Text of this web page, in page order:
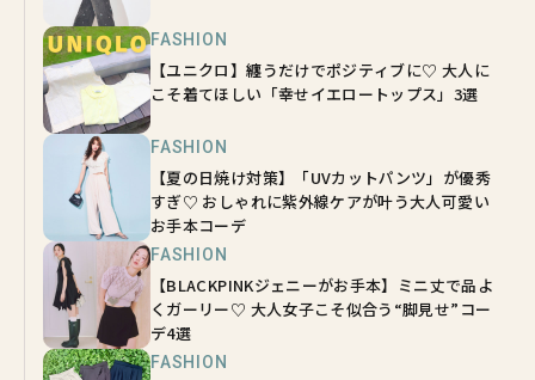
FASHION
【ユニクロ】纏うだけでポジティブに♡ 大人に
こそ着てほしい「幸せイエロートップス」3選
FASHION
【夏の日焼け対策】「UVカットパンツ」が優秀
すぎ♡ おしゃれに紫外線ケアが叶う大人可愛い
お手本コーデ
FASHION
【BLACKPINKジェニーがお手本】ミニ丈で品よ
くガーリー♡ 大人女子こそ似合う“脚見せ”コー
デ4選
FASHION